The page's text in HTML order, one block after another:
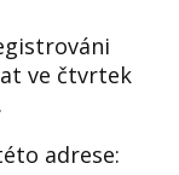
ve čtvrtek
adrese: